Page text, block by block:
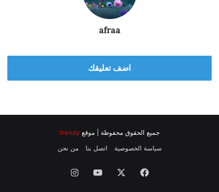
afraa
اضف تعليقك
جميع الحقوق محفوظة | موقع trendy
سياسة الخصوصية
اتصل بنا من نحن
فيسبوك ‫YouTube